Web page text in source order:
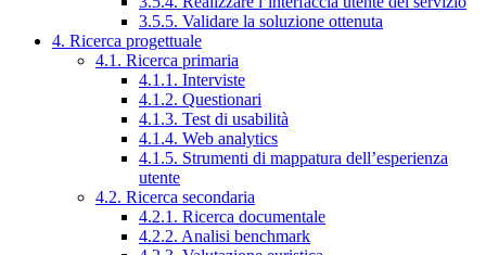
3.5.5. Validare la soluzione ottenuta
4. Ricerca progettuale
4.1. Ricerca primaria
4.1.1. Interviste
4.1.2. Questionari
4.1.3. Test di usabilità
4.1.4. Web analytics
4.1.5. Strumenti di mappatura dell’esperienza
utente
4.2. Ricerca secondaria
4.2.1. Ricerca documentale
4.2.2. Analisi benchmark